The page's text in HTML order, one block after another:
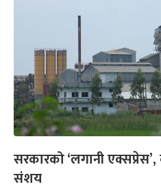
सरकारको ‘लगानी एक्सप्रेस’,
संशय